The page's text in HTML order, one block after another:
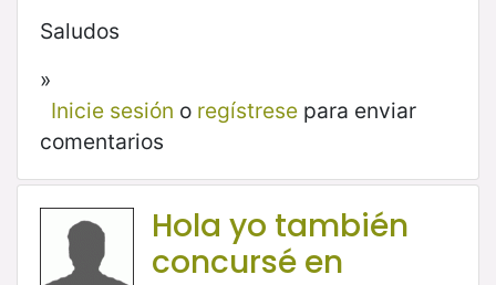
Saludos
»
Inicie sesión o regístresepara enviar
comentarios
Hola yo también
concursé en